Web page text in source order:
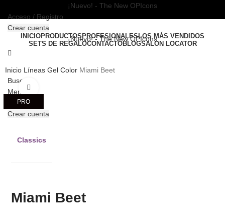
¡Nuevo! - The New OPIcons
Acceso / Registro
Crear cuenta
¡Nuevo! - The New OPIcons
INICIOPRODUCTOSPROFESIONALESLOS MÁS VENDIDOS
SETS DE REGALOCONTACTOBLOGSALON LOCATOR
Buscar
Menú
Crear cuenta
Inicio Líneas Gel Color Miami Beet
PRO
Classics
Miami Beet